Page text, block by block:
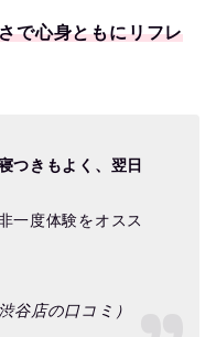
で心身ともにリフレ
つきもよく、翌日
一度体験をオスス
谷店の口コミ）